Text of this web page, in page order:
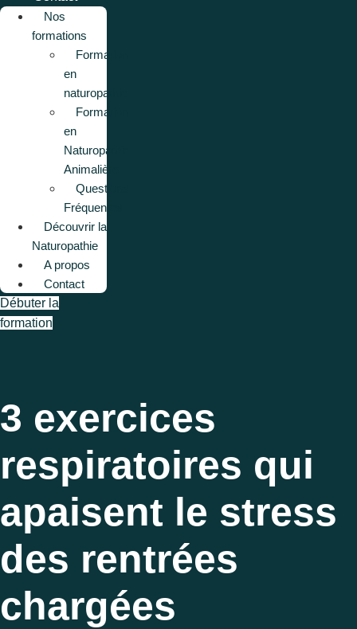
Nos
formations
Formation
en
naturopathie
Formation
en
Naturopathie
Animalière
Questions
Fréquentes
Découvrir la
Naturopathie
A propos
Contact
Débuter la
formation
3 exercices
respiratoires qui
apaisent le stress
des rentrées
chargées